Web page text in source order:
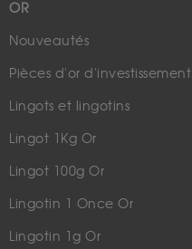
OR
Nouveautés
Pièces d'or d'investissement
Lingots et lingotins
Lingot 1Kg Or
Lingot 100g Or
Lingotin 1 Once Or
Lingotin 1g Or